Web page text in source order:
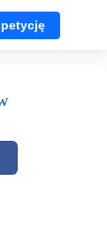
petycję